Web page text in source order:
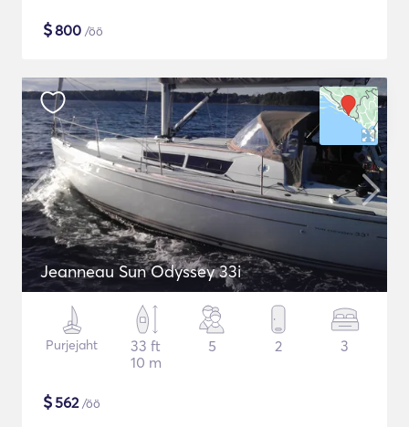
$800 /öö
Jeanneau Sun Odyssey 33i
Purjejaht
33 ft
10 m
5 2 3
$562/öö